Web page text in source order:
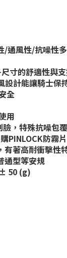
風性/抗噪性
寸的舒適性與
設計能讓騎士保
全
用
，特殊抗噪包
PINLOCK防霧片
高耐衝擊性
通型等安規
50 (g)